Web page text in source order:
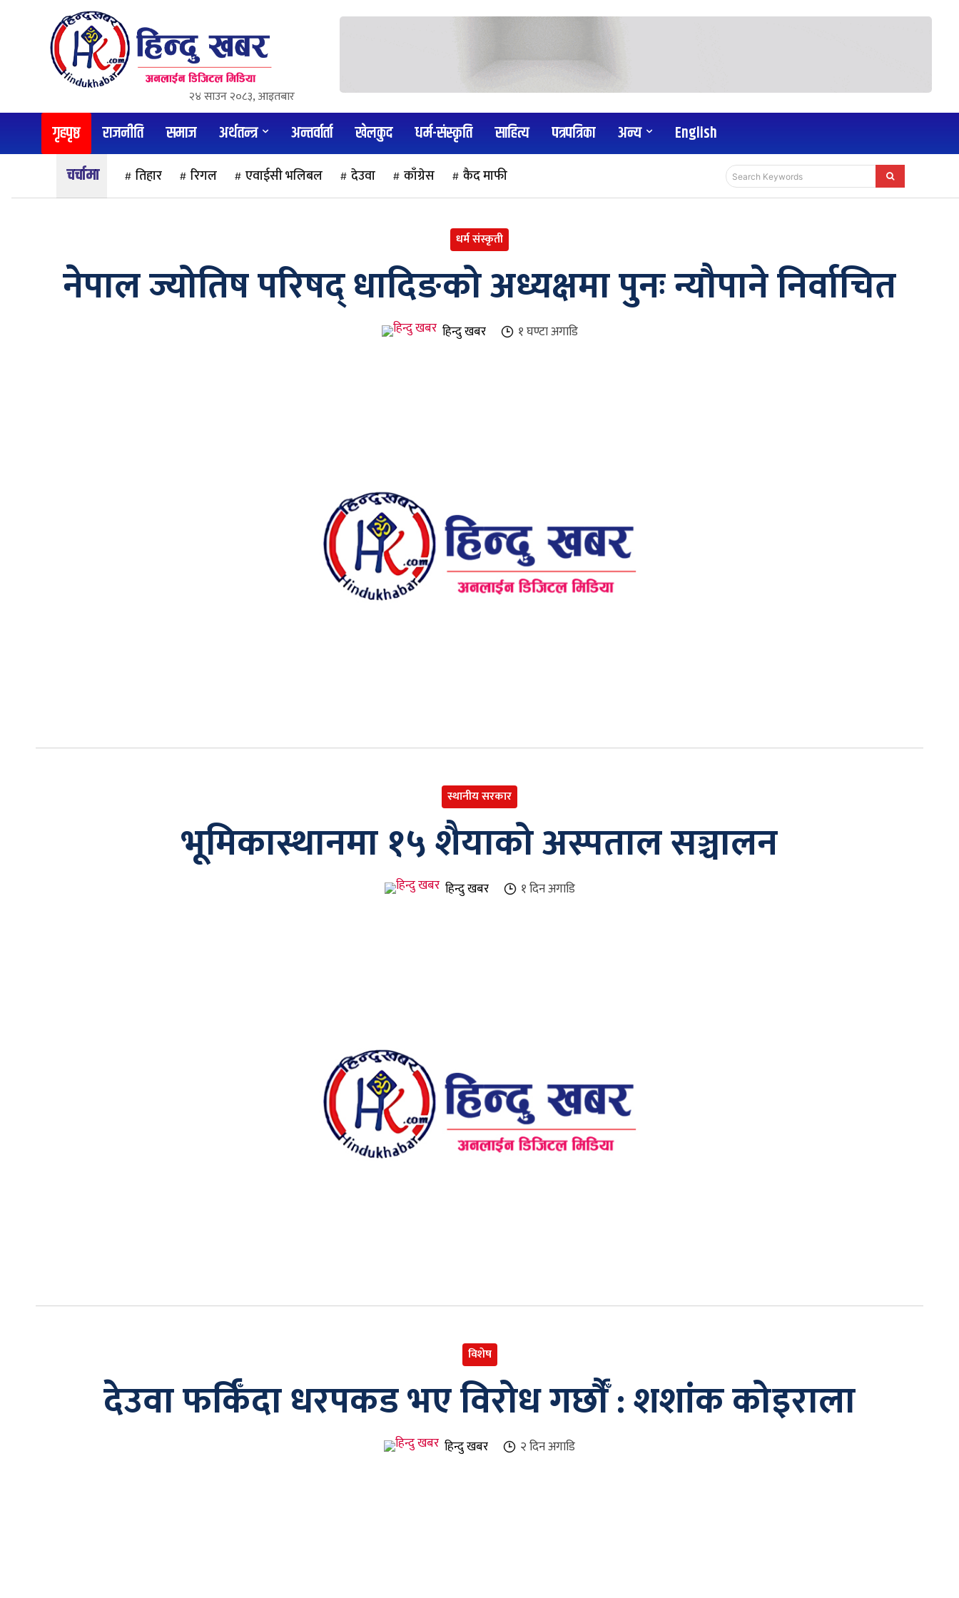
२४ साउन २०८३, आइतबार
गृहपृष्ठ राजनीति समाज अर्थतन्त्र अन्तर्वार्ता खेलकुद धर्म-संस्कृति साहित्य पत्रपत्रिका अन्य English
तिहार रिगल एवाईसी भलिबल देउवा काँग्रेस कैद माफी Search Keywords
धर्म संस्कृती
नेपाल ज्योतिष परिषद् धादिङको अध्यक्षमा पुनः न्यौपाने निर्वाचित
हिन्दु खबर १ घण्टाअगाडि
स्थानीय सरकार
भूमिकास्थानमा १५ शैयाको अस्पताल सञ्चालन
हिन्दु खबर १ दिनअगाडि
विशेष
देउवा फर्किँदा धरपकड भए विरोध गर्छौँं : शशांक कोइराला
हिन्दु खबर २ दिनअगाडि